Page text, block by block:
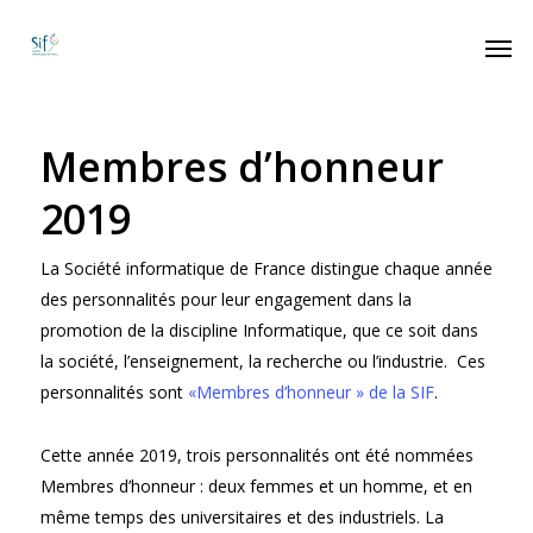
Membres d’honneur
2019
La Société informatique de France distingue chaque année
des personnalités pour leur engagement dans la
promotion de la discipline Informatique, que ce soit dans
la société, l’enseignement, la recherche ou l’industrie. Ces
personnalités sont «Membres d’honneur » de la SIF.
Cette année 2019, trois personnalités ont été nommées
Membres d’honneur : deux femmes et un homme, et en
même temps des universitaires et des industriels. La